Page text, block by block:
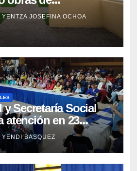
en la Maternidad
YENTZA JOSEFINA OCHOA
Secretaría Social
atención en 23
YENDI BASQUEZ